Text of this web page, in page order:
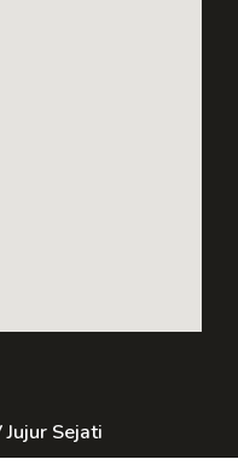
Sejati